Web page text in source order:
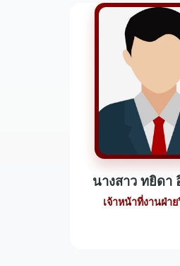
นางสาว ทยิดา
เจ้าหน้าที่งานฝ่า